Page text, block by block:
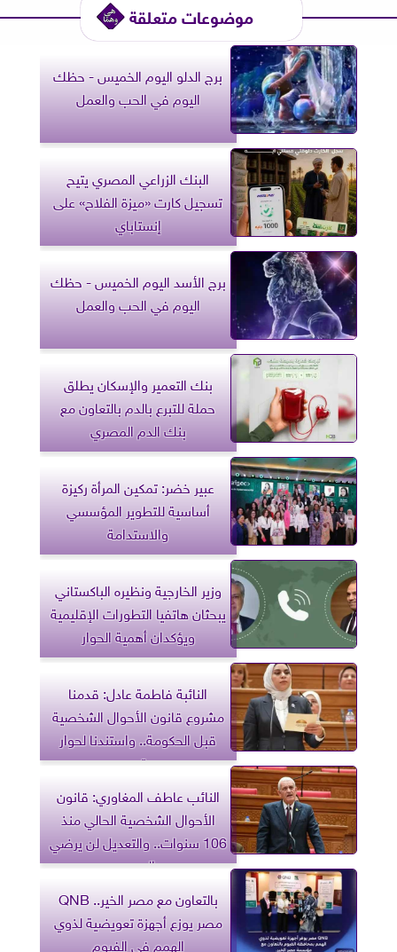
موضوعات متعلقة
برج الدلو اليوم الخميس - حظك
اليوم في الحب والعمل
البنك الزراعي المصري يتيح
تسجيل كارت «ميزة الفلاح» على
إنستاباي
برج الأسد اليوم الخميس - حظك
اليوم في الحب والعمل
بنك التعمير والإسكان يطلق
حملة للتبرع بالدم بالتعاون مع
بنك الدم المصري
عبير خضر: تمكين المرأة ركيزة
أساسية للتطوير المؤسسي
والاستدامة
وزير الخارجية ونظيره الباكستاني
يبحثان هاتفيا التطورات الإقليمية
ويؤكدان أهمية الحوار
النائبة فاطمة عادل: قدمنا
مشروع قانون الأحوال الشخصية
قبل الحكومة.. واستندنا لحوار
مجتمعي
النائب عاطف المغاوري: قانون
الأحوال الشخصية الحالي منذ
106 سنوات.. والتعديل لن يرضي
الجميع
بالتعاون مع مصر الخير.. QNB
مصر يوزع أجهزة تعويضية لذوي
الهمم في الفيوم